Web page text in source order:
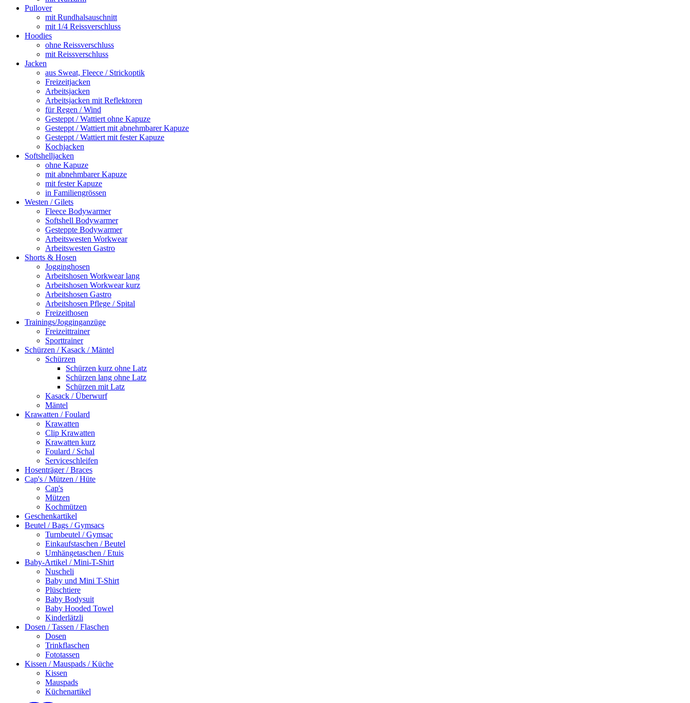
Pullover
mit Rundhalsauschnitt
mit 1/4 Reissverschluss
Hoodies
ohne Reissverschluss
mit Reissverschluss
Jacken
aus Sweat, Fleece / Strickoptik
Freizeitjacken
Arbeitsjacken
Arbeitsjacken mit Reflektoren
für Regen / Wind
Gesteppt / Wattiert ohne Kapuze
Gesteppt / Wattiert mit abnehmbarer Kapuze
Gesteppt / Wattiert mit fester Kapuze
Kochjacken
Softshelljacken
ohne Kapuze
mit abnehmbarer Kapuze
mit fester Kapuze
in Familiengrössen
Westen / Gilets
Fleece Bodywarmer
Softshell Bodywarmer
Gesteppte Bodywarmer
Arbeitswesten Workwear
Arbeitswesten Gastro
Shorts & Hosen
Jogginghosen
Arbeitshosen Workwear lang
Arbeitshosen Workwear kurz
Arbeitshosen Gastro
Arbeitshosen Pflege / Spital
Freizeithosen
Trainings/Jogginganzüge
Freizeittrainer
Sporttrainer
Schürzen / Kasack / Mäntel
Schürzen
Schürzen kurz ohne Latz
Schürzen lang ohne Latz
Schürzen mit Latz
Kasack / Überwurf
Mäntel
Krawatten / Foulard
Krawatten
Clip Krawatten
Krawatten kurz
Foulard / Schal
Serviceschleifen
Hosenträger / Braces
Cap's / Mützen / Hüte
Cap's
Mützen
Kochmützen
Geschenkartikel
Beutel / Bags / Gymsacs
Turnbeutel / Gymsac
Einkaufstaschen / Beutel
Umhängetaschen / Etuis
Baby-Artikel / Mini-T-Shirt
Nuscheli
Baby und Mini T-Shirt
Plüschtiere
Baby Bodysuit
Baby Hooded Towel
Kinderlätzli
Dosen / Tassen / Flaschen
Dosen
Trinkflaschen
Fototassen
Kissen / Mauspads / Küche
Kissen
Mauspads
Küchenartikel